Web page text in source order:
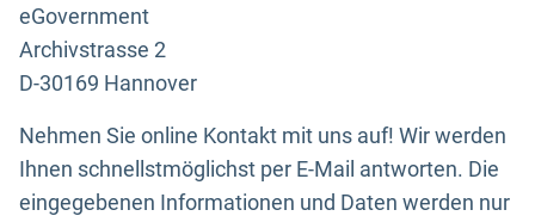
eGovernment
Archivstrasse 2
D-30169 Hannover
Nehmen Sie online Kontakt mit uns auf! Wir werden
Ihnen schnellstmöglichst per E-Mail antworten. Die
eingegebenen Informationen und Daten werden nur